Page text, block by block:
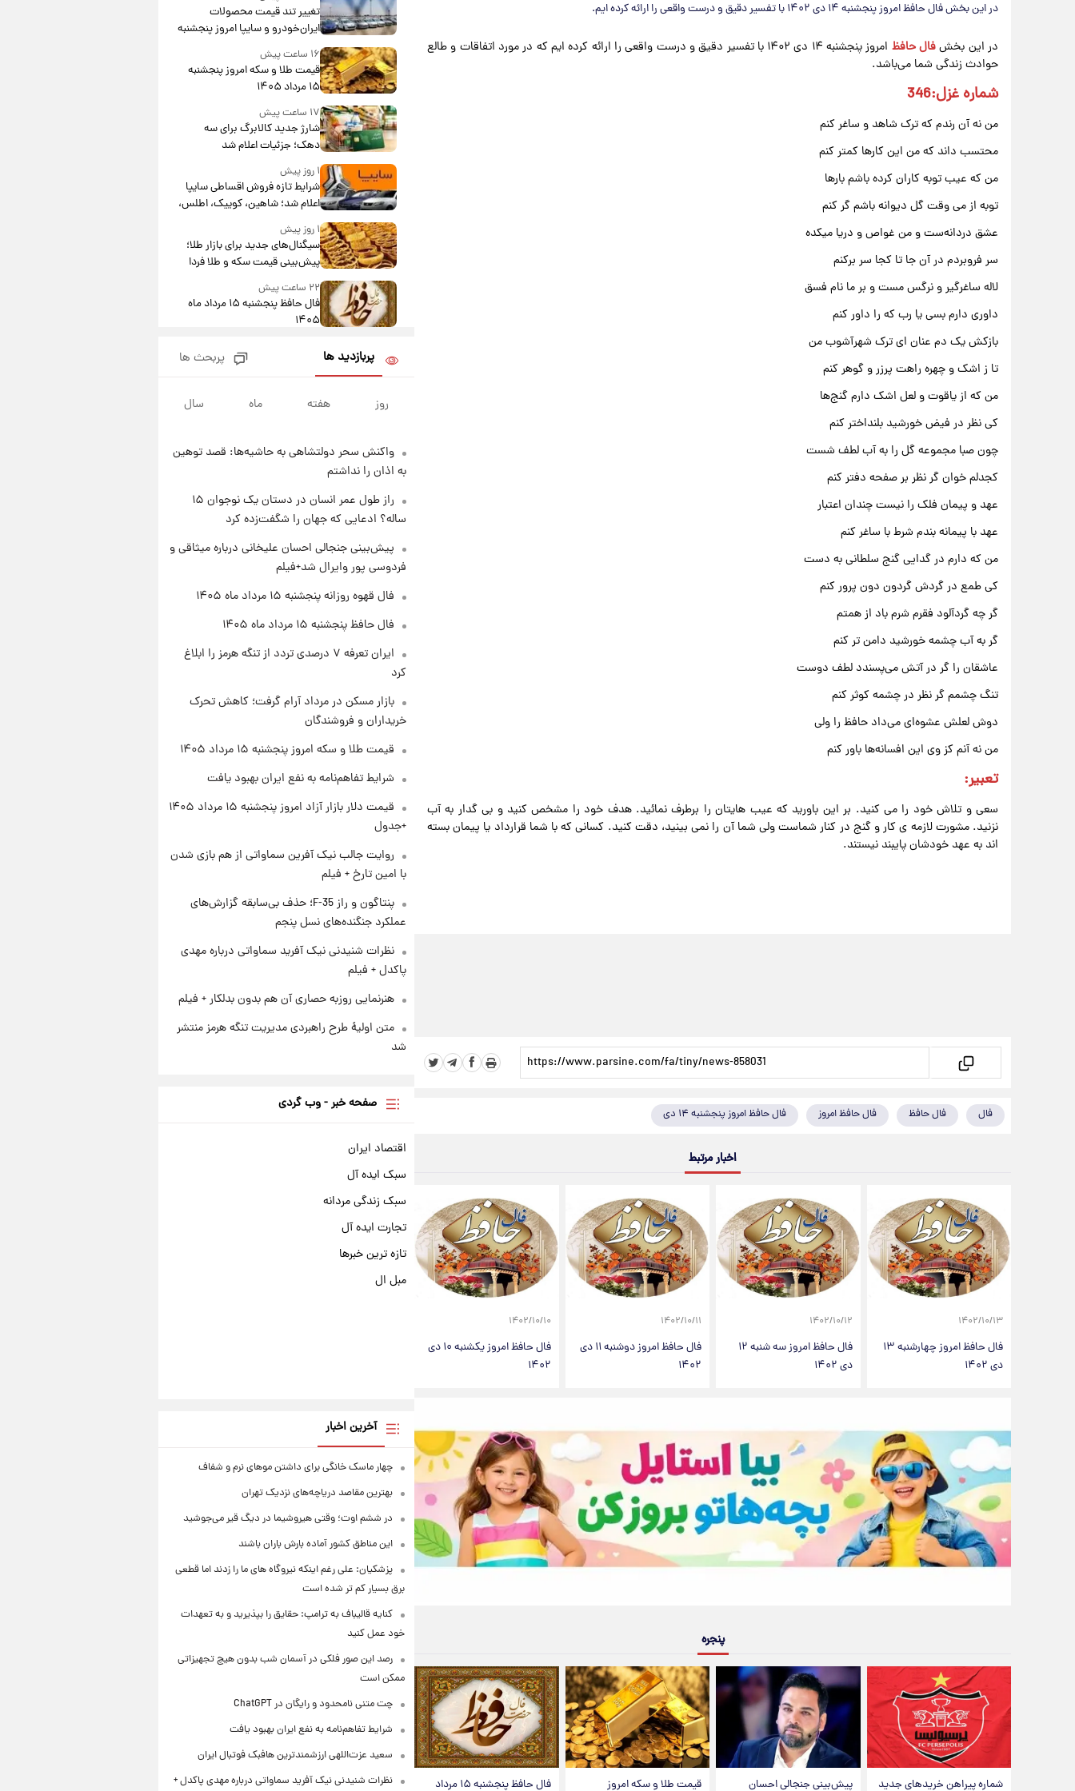
در این بخش فال حافظ امروز پنجشنبه ۱۴ دی ۱۴۰۲ با تفسیر دقیق و درست واقعی را ارائه کرده ایم.
در این بخشفال حافظ
امروز پنجشنبه ۱۴ دی ۱۴۰۲ با تفسیر دقیق و درست واقعی را ارائه کرده ایم که در مورد اتفاقات و طالع
حوادث زندگی شما می‌باشد.
شماره غزل:346
من نه آن رندم که ترک شاهد و ساغر کنم
محتسب داند که من این کارها کمتر کنم
من که عیب توبه کاران کرده باشم بارها
توبه از می وقت گل دیوانه باشم گر کنم
عشق دردانه‌ست و من غواص و دریا میکده
سر فروبردم در آن جا تا کجا سر برکنم
لاله ساغرگیر و نرگس مست و بر ما نام فسق
داوری دارم بسی یا رب که را داور کنم
بازکش یک دم عنان ای ترک شهرآشوب من
تا ز اشک و چهره راهت پرزر و گوهر کنم
من که از یاقوت و لعل اشک دارم گنج‌ها
کی نظر در فیض خورشید بلنداختر کنم
چون صبا مجموعه گل را به آب لطف شست
کجدلم خوان گر نظر بر صفحه دفتر کنم
عهد و پیمان فلک را نیست چندان اعتبار
عهد با پیمانه بندم شرط با ساغر کنم
من که دارم در گدایی گنج سلطانی به دست
کی طمع در گردش گردون دون پرور کنم
گر چه گردآلود فقرم شرم باد از همتم
گر به آب چشمه خورشید دامن تر کنم
عاشقان را گر در آتش می‌پسندد لطف دوست
تنگ چشمم گر نظر در چشمه کوثر کنم
دوش لعلش عشوه‌ای می‌داد حافظ را ولی
من نه آنم کز وی این افسانه‌ها باور کنم
تعبیر:
سعی و تلاش خود را می کنید. بر این باورید که عیب هایتان را برطرف نمائید. هدف خود را مشخص کنید و بی گدار به آب
نزنید. مشورت لازمه ی کار و گنج در کنار شماست ولی شما آن را نمی بینید، دقت کنید. کسانی که با شما قرارداد یا پیمان بسته
اند به عهد خودشان پایبند نیستند.
فال فال حافظ فال حافظ امروز فال حافظ امروز پنجشنبه ۱۴ دی
اخبار مرتبط
۱۴۰۲/۱۰/۱۳
فال حافظ امروز چهارشنبه ۱۳
دی ۱۴۰۲
۱۴۰۲/۱۰/۱۲
فال حافظ امروز سه شنبه ۱۲
دی ۱۴۰۲
۱۴۰۲/۱۰/۱۱
فال حافظ امروز دوشنبه ۱۱ دی
۱۴۰۲
۱۴۰۲/۱۰/۱۰
فال حافظ امروز یکشنبه ۱۰ دی
۱۴۰۲
پنجره
شماره پیراهن خریدهای جدید پیش‌بینی جنجالی احسان قیمت طلا و سکه امروز فال حافظ پنجشنبه ۱۵ مرداد
تغییر تند قیمت محصولات
ایران‌خودرو و سایپا امروز پنجشنبه
۱۵ مرداد ۱۴۰۵ +جدول
۱۶ ساعت پیش
قیمت طلا و سکه امروز پنجشنبه
۱۵ مرداد ۱۴۰۵
۱۷ ساعت پیش
شارژ جدید کالابرگ برای سه
دهک؛ جزئیات اعلام شد
۱ روز پیش
شرایط تازه فروش اقساطی سایپا
اعلام شد؛ شاهین، کوییک، اطلس،
سهند و ساینا با اقساط بلندمدت +
جدول۱ روز پیش
سیگنال‌های جدید برای بازار طلا؛
پیش‌بینی قیمت سکه و طلا فردا
۲۲ ساعت پیش
فال حافظ پنجشنبه ۱۵ مرداد ماه
۱۴۰۵
فال قهوه روزانه پنجشنبه ۱۵ مرداد
ماه ۱۴۰۵
۱ روز پیش
چهارشنبه ۱۴ مرداد + جدول
۱ روز پیش
تولید سایپا؛ نام خودرو، مبلغ پیش
پرداخت و زمان تحویل | سود
مشارکت چند درصد است؟
پربازدید ها پربحث ها
روز هفته ماه سال
واکنش سحر دولتشاهی به حاشیه‌ها: قصد توهین
به اذان را نداشتم
راز طول عمر انسان در دستان یک نوجوان ۱۵
ساله؟ ادعایی که جهان را شگفت‌زده کرد
پیش‌بینی جنجالی احسان علیخانی درباره میثاقی و
فردوسی پور وایرال شد+فیلم
فال قهوه روزانه پنجشنبه ۱۵ مرداد ماه ۱۴۰۵
فال حافظ پنجشنبه ۱۵ مرداد ماه ۱۴۰۵
ایران تعرفه ۷ درصدی تردد از تنگه هرمز را ابلاغ
کرد
بازار مسکن در مرداد آرام گرفت؛ کاهش تحرک
خریداران و فروشندگان
قیمت طلا و سکه امروز پنجشنبه ۱۵ مرداد ۱۴۰۵
شرایط تفاهم‌نامه به نفع ایران بهبود یافت
قیمت دلار بازار آزاد امروز پنجشنبه ۱۵ مرداد ۱۴۰۵
+جدول
روایت جالب نیک آفرین سماواتی از هم بازی شدن
با امین تارخ + فیلم
پنتاگون و راز F-35؛ حذف بی‌سابقه گزارش‌های
عملکرد جنگنده‌های نسل پنجم
نظرات شنیدنی نیک آفرید سماواتی درباره مهدی
پاکدل + فیلم
هنرنمایی روزبه حصاری آن هم بدون بدلکار + فیلم
متن اولیۀ طرح راهبردی مدیریت تنگه هرمز منتشر
شد
صفحه خبر - وب گردی
اقتصاد ایران
سبک ایده آل
سبک زندگی مردانه
تجارت ایده آل
تازه ترین خبرها
مبل ال
آخرین اخبار
چهار ماسک خانگی برای داشتن موهای نرم و شفاف
بهترین مقاصد دریاچه‌های نزدیک تهران
در ششم اوت؛ وقتی هیروشیما در دیگ قیر می‌جوشید
این مناطق کشور آماده بارش باران باشند
پزشکیان: علی رغم اینکه نیروگاه های ما را زدند اما قطعی
برق بسیار کم تر شده است
کنایه قالیباف به ترامپ: حقایق را بپذیرید و به تعهدات
خود عمل کنید
رصد این صور فلکی در آسمان شب بدون هیچ تجهیزاتی
ممکن است
چت متنی نامحدود و رایگان در ChatGPT
شرایط تفاهم‌نامه به نفع ایران بهبود یافت
سعید عزت‌اللهی ارزشمندترین هافبک فوتبال ایران
نظرات شنیدنی نیک آفرید سماواتی درباره مهدی پاکدل +